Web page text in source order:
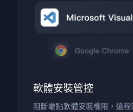
軟體安裝管控
阻斷端點軟體安裝權限，遠